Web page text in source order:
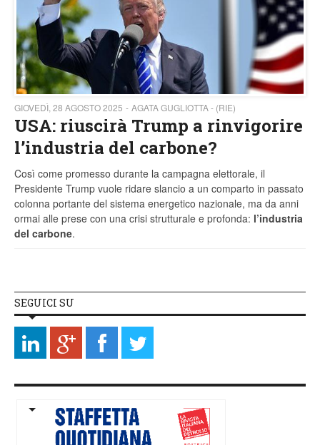
GIOVEDÌ, 28 AGOSTO 2025 AGATA GUGLIOTTA - (RIE)
USA: riuscirà Trump a rinvigorire
l’industria del carbone?
Così come promesso durante la campagna elettorale, il
Presidente Trump vuole ridare slancio a un comparto in passato
colonna portante del sistema energetico nazionale, ma da anni
ormai alle prese con una crisi strutturale e profonda: l’industria
del carbone.
SEGUICI SU